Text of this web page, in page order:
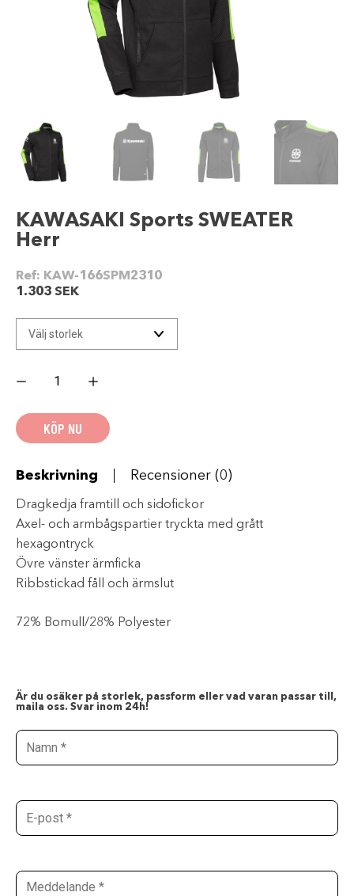
KAWASAKI Sports SWEATER
Herr
Ref: KAW-166SPM2310
1.303 SEK
Sports
mängd
KÖP NU
Beskrivning Recensioner (0)
Dragkedja framtill och sidofickor
Axel- och armbågspartier tryckta med grått
hexagontryck
Övre vänster ärmficka
Ribbstickad fåll och ärmslut
72% Bomull/28% Polyester
Är du osäker på storlek, passform eller vad varan passar till,
maila oss. Svar inom 24h!